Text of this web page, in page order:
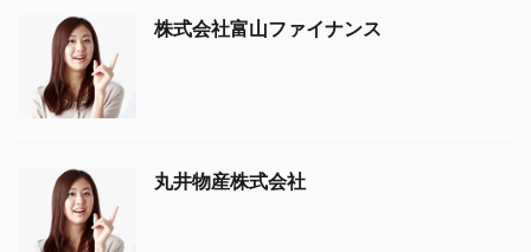
株式会社富山ファイナンス
丸井物産株式会社